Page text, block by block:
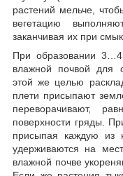
растений мельче,
вегетацию
заканчивая их при
При образовании 3…4
влажной почвой для
этой же целью
плети присыпают
переворачивают,
поверхности гряды.
присыпая каждую
удерживаются на
влажной почве